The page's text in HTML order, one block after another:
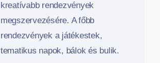
kreatívabb rendezvények
megszervezésére. A főbb
rendezvények a játékestek,
tematikus napok, bálok és bulik.